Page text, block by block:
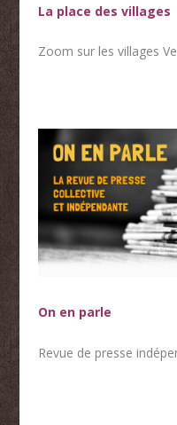
La place des villages
Zoom sur les villages
On en parle
Revue de presse